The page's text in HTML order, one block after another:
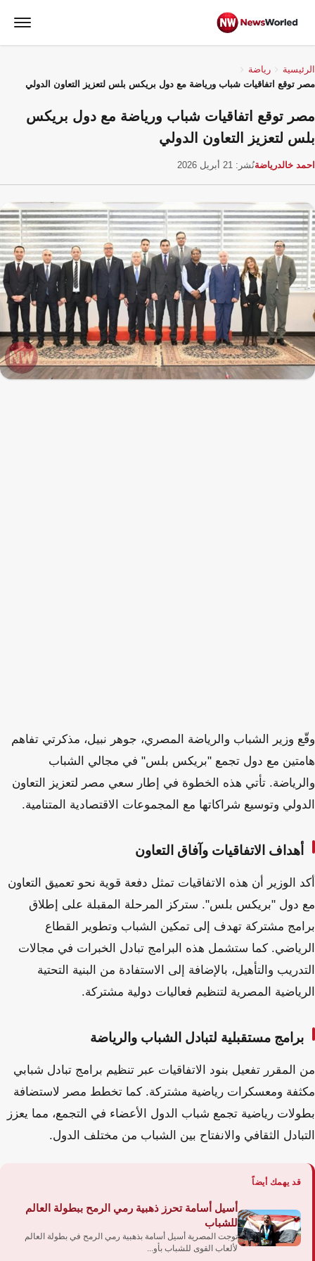
الرئيسية
رياضة
مصر توقع اتفاقيات شباب ورياضة مع دول بريكس بلس لتعزيز التعاون الدولي
مصر توقع اتفاقيات شباب ورياضة مع دول بريكس
بلس لتعزيز التعاون الدولي
احمد خالدرياضةنُشر: 21 أبريل 2026
وقّع وزير الشباب والرياضة المصري، جوهر نبيل، مذكرتي تفاهم
هامتين مع دول تجمع "بريكس بلس" في مجالي الشباب
والرياضة. تأتي هذه الخطوة في إطار سعي مصر لتعزيز التعاون
الدولي وتوسيع شراكاتها مع المجموعات الاقتصادية المتنامية.
أهداف الاتفاقيات وآفاق التعاون
أكد الوزير أن هذه الاتفاقيات تمثل دفعة قوية نحو تعميق التعاون
مع دول "بريكس بلس". ستركز المرحلة المقبلة على إطلاق
برامج مشتركة تهدف إلى تمكين الشباب وتطوير القطاع
الرياضي. كما ستشمل هذه البرامج تبادل الخبرات في مجالات
التدريب والتأهيل، بالإضافة إلى الاستفادة من البنية التحتية
الرياضية المصرية لتنظيم فعاليات دولية مشتركة.
برامج مستقبلية لتبادل الشباب والرياضة
من المقرر تفعيل بنود الاتفاقيات عبر تنظيم برامج تبادل شبابي
مكثفة ومعسكرات رياضية مشتركة. كما تخطط مصر لاستضافة
بطولات رياضية تجمع شباب الدول الأعضاء في التجمع، مما يعزز
التبادل الثقافي والانفتاح بين الشباب من مختلف الدول.
قد يهمك أيضاً
أسيل أسامة تحرز ذهبية رمي الرمح ببطولة العالم
للشباب
توجت المصرية أسيل أسامة بذهبية رمي الرمح في بطولة العالم
لألعاب القوى للشباب بأو...